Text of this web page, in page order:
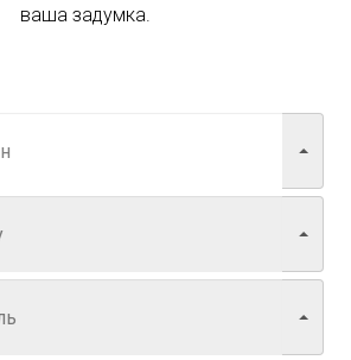
ваша задумка.